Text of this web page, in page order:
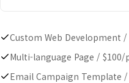
Custom Web Development /
Multi-language Page / $100/
Email Campaign Template /